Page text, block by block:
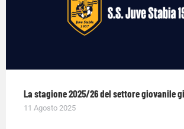
La stagione 2025/26 del settore giovanile
11 Agosto 2025